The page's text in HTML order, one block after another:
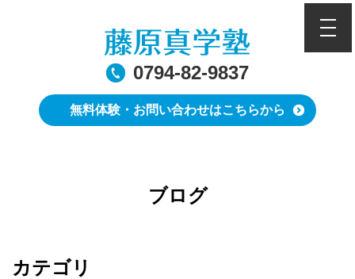
0794-82-9837
無料体験・お問い合わせはこちらから
ブログ
カテゴリ